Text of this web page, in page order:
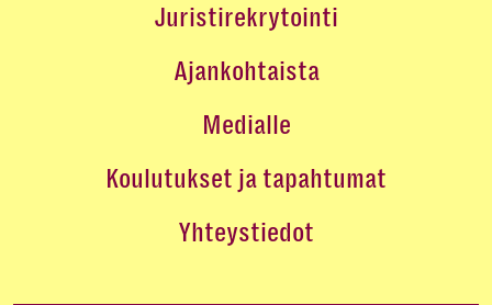
Juristirekrytointi
Ajankohtaista
Medialle
Koulutukset ja tapahtumat
Yhteystiedot